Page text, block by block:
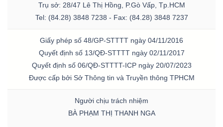
Trụ sở: 28/47 Lê Thị Hồng, P.Gò Vấp, Tp.HCM
Tel: (84.28) 3848 7238 - Fax: (84.28) 3848 7237
Giấy phép số 48/GP-STTTT ngày 04/11/2016
Quyết định số 13/QĐ-STTTT ngày 02/11/2017
Quyết định số 06/QĐ-STTTT-ICP ngày 20/07/2023
Được cấp bởi Sở Thông tin và Truyền thông TPHCM
Người chịu trách nhiệm
BÀ PHẠM THỊ THANH NGA